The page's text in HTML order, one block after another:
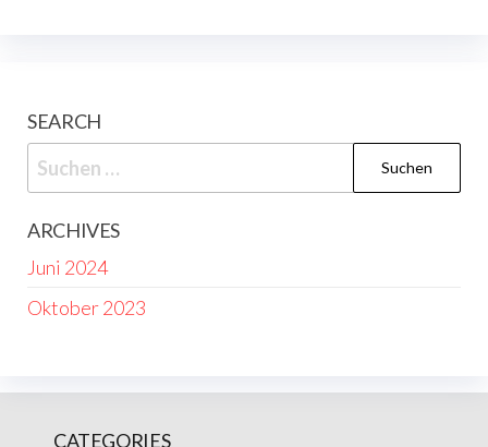
SEARCH
Suchen
nach:
ARCHIVES
Juni 2024
Oktober 2023
CATEGORIES